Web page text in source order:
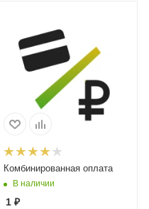
Комбинированная оплата
В наличии
1₽